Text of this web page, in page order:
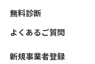
無料診断
よくあるご質問
新規事業者登録